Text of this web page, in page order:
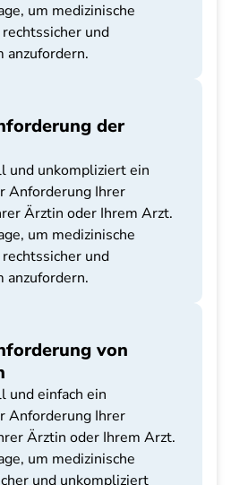
um medizinische
und
anzufordern.
der
und unkompliziert ein
Anforderung Ihrer
Ärztin oder Ihrem Arzt.
um medizinische
und
anzufordern.
von
und einfach ein
Anforderung Ihrer
Ärztin oder Ihrem Arzt.
um medizinische
und unkompliziert